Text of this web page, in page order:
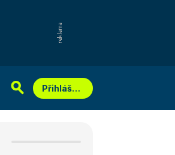
Přihlášení